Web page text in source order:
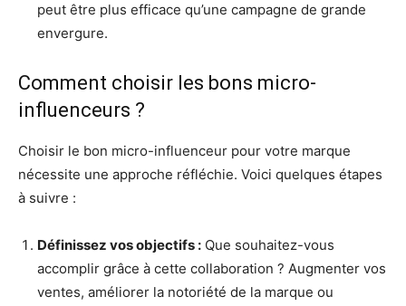
peut être plus efficace qu’une campagne de grande
envergure.
Comment choisir les bons micro-
influenceurs ?
Choisir le bon micro-influenceur pour votre marque
nécessite une approche réfléchie. Voici quelques étapes
à suivre :
Définissez vos objectifs : Que souhaitez-vous
accomplir grâce à cette collaboration ? Augmenter vos
ventes, améliorer la notoriété de la marque ou